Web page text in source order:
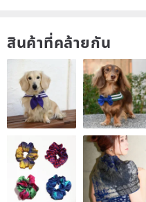
สินค้าที่คล้ายกัน